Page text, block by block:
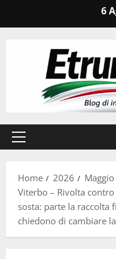
6
Menu
Home
2026 Maggio
Viterbo – Rivolta
sosta: parte la raccolta
chiedono di cambiare